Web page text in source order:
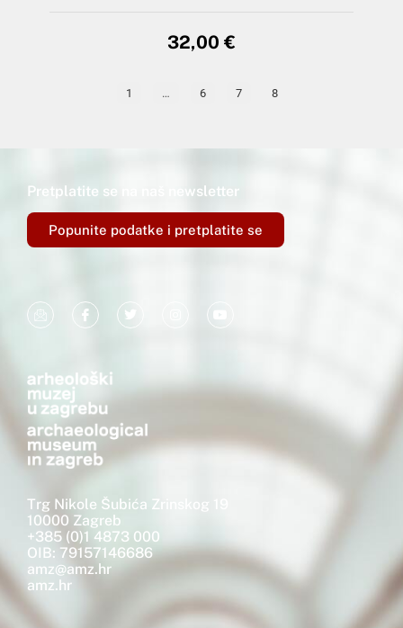
32,00 €
1 … 6 7 8
Pretplatite se na naš newsletter
Popunite podatke i pretplatite se
Trg Nikole Šubića Zrinskog 19
10000 Zagreb
+385 (0)1 4873 000
OIB: 79157146686
amz@amz.hr
amz.hr